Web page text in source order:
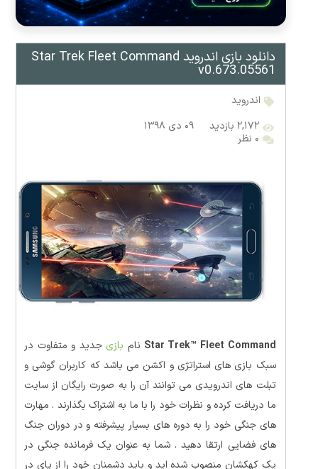
دانلود بازی اندروید Star Trek Fleet Command
v0.673.05561
اندروید
۲,۱۷۲ بازدید
۰۹ دی ۱۳۹۸
۰ نظر
Star Trek™ Fleet Command نام بازی جدید و متفاوت در
سبک بازی های استراتژی و اکشن می باشد که کاربران گوشی و
تبلت های اندرویدی می توانند آن را به صورت رایگان از سایت
ما دریافت کرده و نظرات خود را با ما به اشتراک بگذارند . مهارت
های جنگی خود را به دوره های بسیار پیشرفته و در دوران جنگ
های فضایی ارتقا دهید . شما به عنوان یک فرمانده جنگی در
یک کهکشان منصوب شده اید و باید دشمنان خود را از پای در